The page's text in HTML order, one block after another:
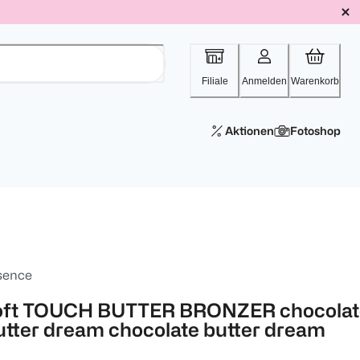
Filiale Anmelden Warenkorb
Aktionen Fotoshop
TOUCH BUTTER BRONZER
dream chocolate butter dream